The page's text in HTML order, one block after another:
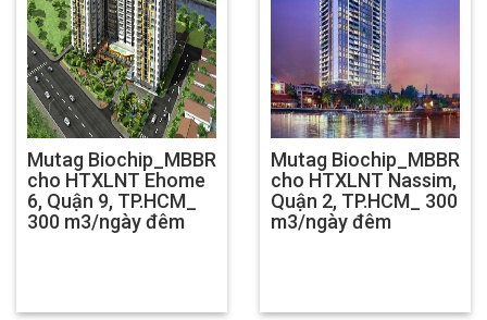
Mutag Biochip_MBBR
cho HTXLNT Ehome
6, Quận 9, TP.HCM_
300 m3/ngày đêm
Mutag Biochip_MBBR
cho HTXLNT Nassim,
Quận 2, TP.HCM_ 300
m3/ngày đêm